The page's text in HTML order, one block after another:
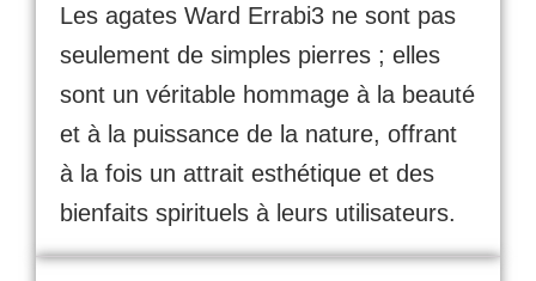
Les agates Ward Errabi3 ne sont pas
seulement de simples pierres ; elles
sont un véritable hommage à la beauté
et à la puissance de la nature, offrant
à la fois un attrait esthétique et des
bienfaits spirituels à leurs utilisateurs.